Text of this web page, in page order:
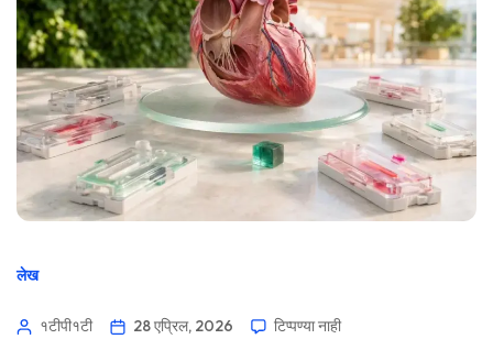
लेख
१टीपी१टी 28 एप्रिल, 2026 टिप्पण्या नाही